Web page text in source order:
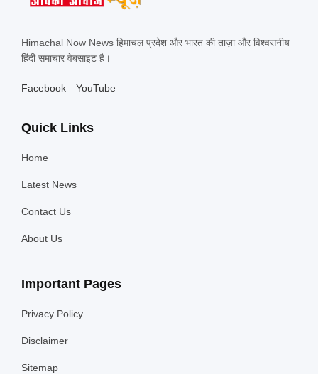
Himachal Now News हिमाचल प्रदेश और भारत की ताज़ा और विश्वसनीय
हिंदी समाचार वेबसाइट है।
Facebook YouTube
Quick Links
Home
Latest News
Contact Us
About Us
Important Pages
Privacy Policy
Disclaimer
Sitemap